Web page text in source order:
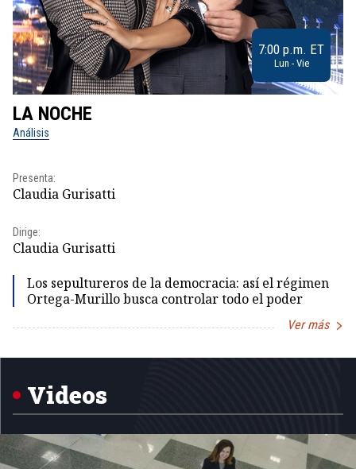
7:00 p.m. ET
Lun - Vie
LA NOCHE
Análisis
Presenta:
Claudia Gurisatti
Dirige:
Claudia Gurisatti
Los sepultureros de la democracia: así el régimen
Ortega-Murillo busca controlar todo el poder
Ver más
Videos